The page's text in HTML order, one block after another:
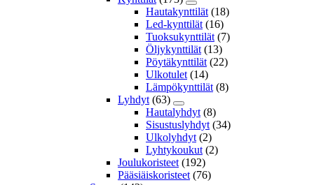
Hautakynttilät (18)
Led-kynttilät (16)
Tuoksukynttilät (7)
Öljykynttilät (13)
Pöytäkynttilät (22)
Ulkotulet (14)
Lämpökynttilät (8)
Lyhdyt (63)
Hautalyhdyt (8)
Sisustuslyhdyt (34)
Ulkolyhdyt (2)
Lyhtykoukut (2)
Joulukoristeet (192)
Pääsiäiskoristeet (76)